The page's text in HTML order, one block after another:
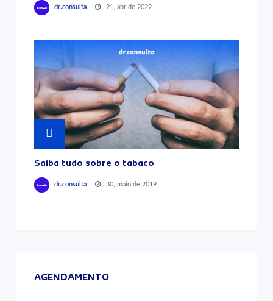
dr.consulta 21, abr de 2022
Saiba tudo sobre o tabaco
dr.consulta 30, maio de 2019
AGENDAMENTO